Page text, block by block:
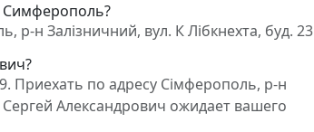
Симферополь?
р-н Залізничний, вул. К Лібкнехта, буд. 23
Приехать по адресу Сімферополь, р-н
Сергей Александрович ожидает вашего